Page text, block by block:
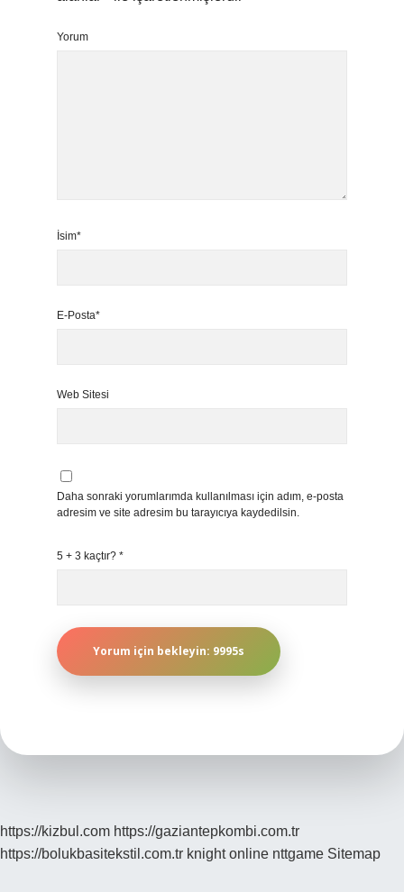
Yorum
İsim*
E-Posta*
Web Sitesi
Daha sonraki yorumlarımda kullanılması için adım, e-posta
adresim ve site adresim bu tarayıcıya kaydedilsin.
5 + 3 kaçtır? *
https://kizbul.com https://gaziantepkombi.com.tr
https://bolukbasitekstil.com.tr knight online nttgame Sitemap